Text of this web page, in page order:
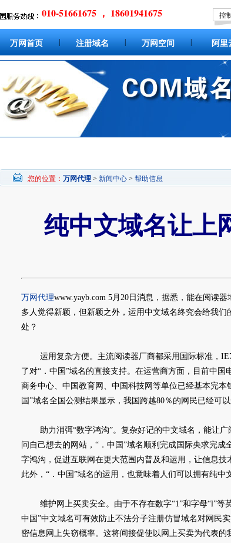
010-51661675 ， 18601941675 控
万网首页 注册域名 万网空间 阿里
您的位置： 万网代理 > 新闻中心 > 帮助信息
纯中文域名让上
万网代理www.yayb.com 5月20日消息，据悉，能在阅读
多人觉得新颖，但新颖之外，运用中文域名终究会给我们
处？
运用复杂方便。主流阅读器厂商都采用国际标准，
了对“．中国”域名的直接支持。在运营商方面，目前中
商务中心、中国教育网、中国科技网等单位已经基本完本
国”域名全国公测结果显示，我国跨越80％的网民已经可
助力消弭“数字鸿沟”。复杂好记的中文域名，能让广
问自己想去的网站，“．中国”域名顺利完成国际央求完
字鸿沟，促进互联网在更大范围内普及和运用，让信息技
此外，“．中国”域名的运用，也意味着人们可以拥有纯中
维护网上买卖安全。由于不存在数字“1”和字母“l”等
中国”中文域名可有效防止不法分子注册仿冒域名对网民
密信息网上失窃概率。这将间接促使以网上买卖为代表